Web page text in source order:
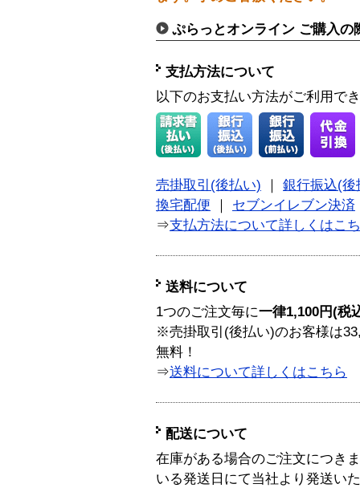
ぷらっとオンライン ご購入の
支払方法について
以下のお支払い方法がご利用で
売掛取引(後払い)
銀行振込(後
換宅配便
セブンイレブン決済
⇒支払方法について詳しくはこ
送料について
1つのご注文毎に一律1,100円(税
※売掛取引(後払い)のお客様は
無料！
⇒送料について詳しくはこちら
配送について
在庫がある場合のご注文につき
いる発送日にて当社より発送い